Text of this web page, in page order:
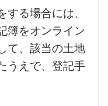
る場合には、
簿をオンライン
て、該当の土地
うえで、登記手